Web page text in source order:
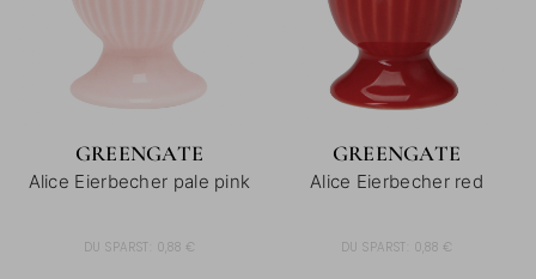
GREENGATE
Alice Eierbecher pale pink
DU SPARST: 0,88 €
GREENGATE
Alice Eierbecher red
DU SPARST: 0,88 €